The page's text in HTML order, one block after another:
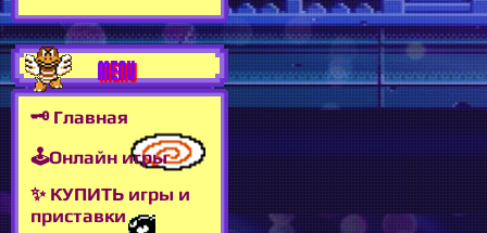
MENU
🗝 Главная
🕹Онлайн игры
✨ КУПИТЬ игры и
приставки